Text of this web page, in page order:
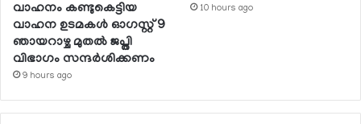
വാഹനം കണ്ടുകെട്ടിയ
വാഹന ഉടമകള്‍ ഓഗസ്റ്റ് 9
ഞായറാഴ്ച മുതല്‍ ജപ്തി
വിഭാഗം സന്ദര്‍ശിക്കണം
9 hours ago
10 hours ago